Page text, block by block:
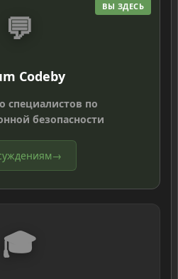
ВЫ ЗДЕСЬ
💬
Codeby
специалистов по
безопасности
→
🎓